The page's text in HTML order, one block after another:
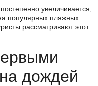
увеличивается,
популярных пляжных
рассматривают этот
дождей